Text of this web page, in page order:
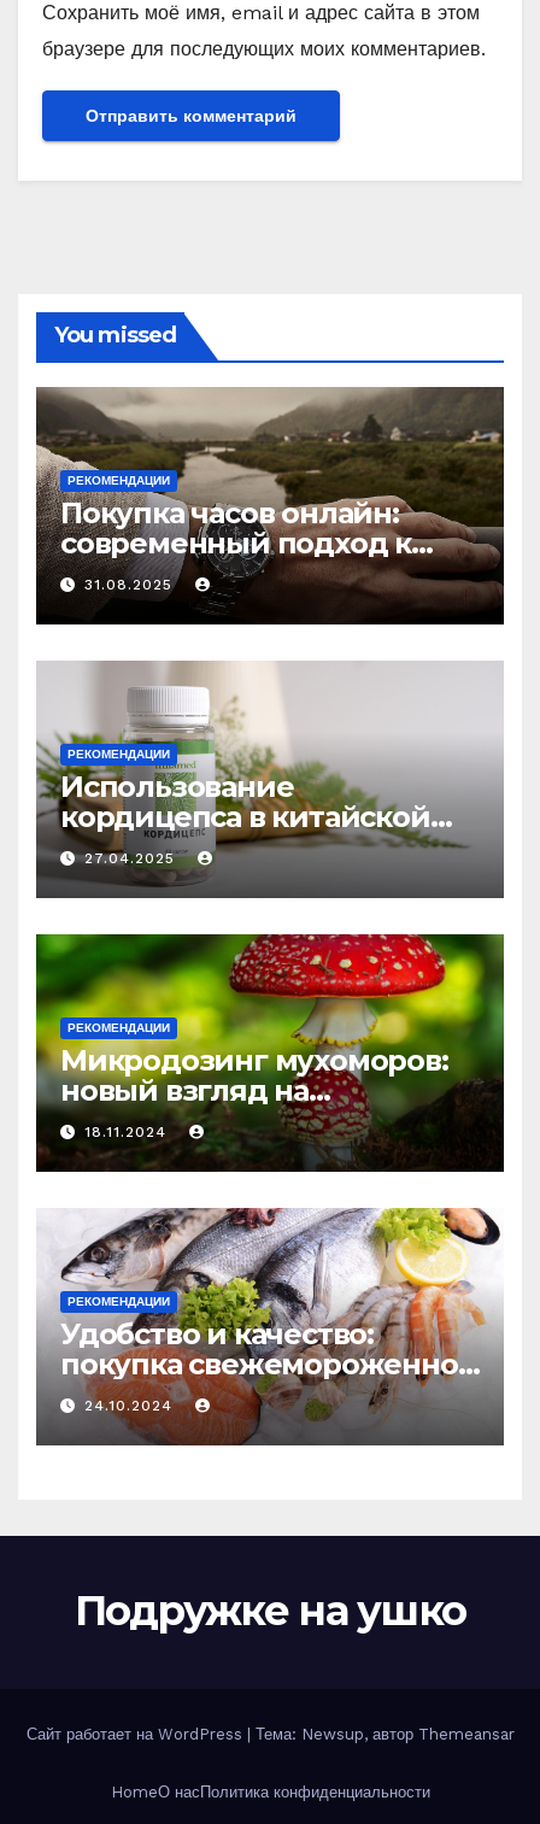
Сохранить моё имя, email и адрес сайта в этом
браузере для последующих моих комментариев.
You missed
РЕКОМЕНДАЦИИ
Покупка часов онлайн:
современный подход к
выбору аксессуаров
31.08.2025
РЕКОМЕНДАЦИИ
Использование
кордицепса в китайской
медицине: природное
средство против усталости
и истощения
27.04.2025
РЕКОМЕНДАЦИИ
Микродозинг мухоморов:
новый взгляд на
психоделику
18.11.2024
РЕКОМЕНДАЦИИ
Удобство и качество:
покупка свежемороженной
рыбы онлайн
24.10.2024
Подружке на ушко
Сайт работает на WordPress Тема: Newsup, автор Themeansar
HomeО нас Политика конфиденциальности